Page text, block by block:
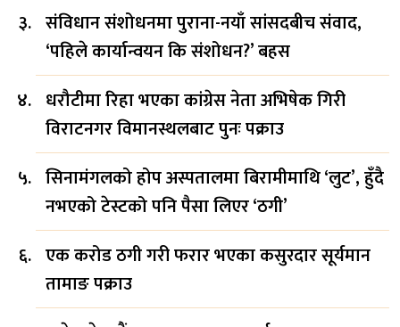
संविधान संशोधनमा पुराना-नयाँ सांसदबीच संवाद,
‘पहिले कार्यान्वयन कि संशोधन?’ बहस
धरौटीमा रिहा भएका कांग्रेस नेता अभिषेक गिरी
विराटनगर विमानस्थलबाट पुनः पक्राउ
सिनामंगलको होप अस्पतालमा बिरामीमाथि ‘लुट’, हुँदै
नभएको टेस्टको पनि पैसा लिएर ‘ठगी’
एक करोड ठगी गरी फरार भएका कसुरदार सूर्यमान
तामाङ पक्राउ